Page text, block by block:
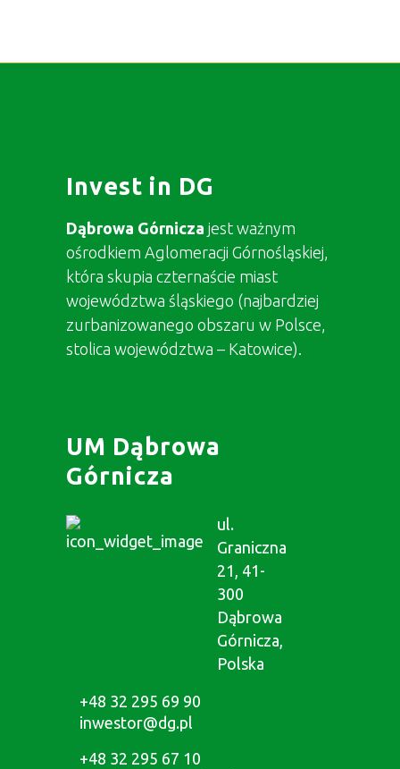
Invest in DG
Dąbrowa Górnicza jest ważnym
ośrodkiem Aglomeracji Górnośląskiej,
która skupia czternaście miast
województwa śląskiego (najbardziej
zurbanizowanego obszaru w Polsce,
stolica województwa – Katowice).
UM Dąbrowa
Górnicza
ul.
Graniczna
21, 41-
300
Dąbrowa
Górnicza,
Polska
+48 32 295 69 90
inwestor@dg.pl
+48 32 295 67 10